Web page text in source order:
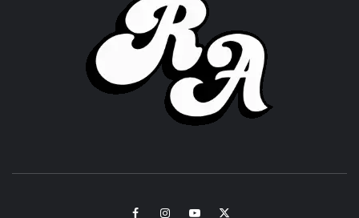
FacebookInstagramYoutubeTwitter